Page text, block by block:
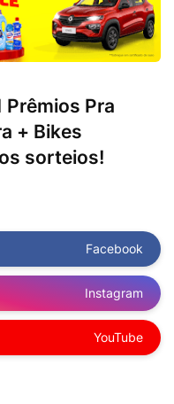
Prêmios Pra
+ Bikes
sorteios!
Facebook
Instagram
YouTube